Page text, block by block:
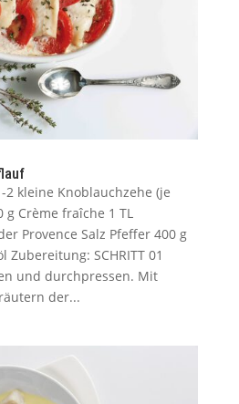
2 kleine Knoblauchzehe (je
g Crème fraîche 1 TL
Provence Salz Pfeffer 400 g
Zubereitung: SCHRITT 01
und durchpressen. Mit
der...